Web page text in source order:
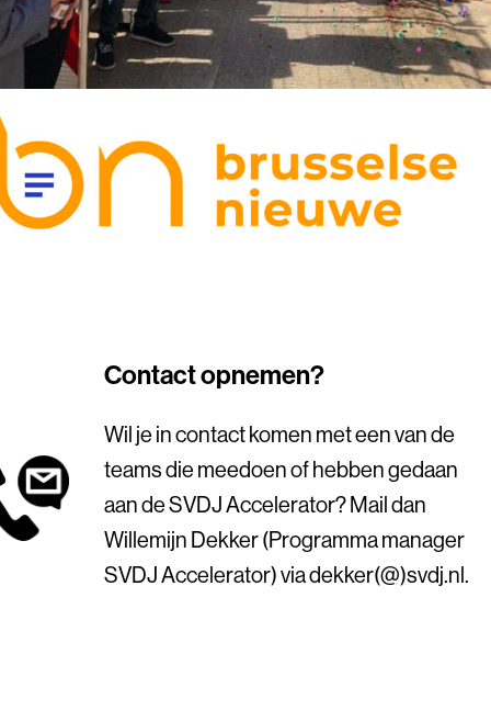
Contact opnemen?
Wil je in contact komen met een van de
teams die meedoen of hebben gedaan
aan de SVDJ Accelerator? Mail dan
Willemijn Dekker (Programma manager
SVDJ Accelerator) via dekker(@)svdj.nl.